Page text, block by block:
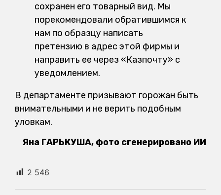
сохранен его товарный вид. Мы
порекомендовали обратившимся к
нам по образцу написать
претензию в адрес этой фирмы и
направить ее через «Казпочту» с
уведомлением.
В департаменте призывают горожан быть
внимательными и не верить подобным
уловкам.
Яна ГАРЬКУША, фото сгенерировано ИИ
2 546